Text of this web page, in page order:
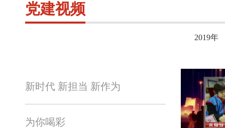
党建视频
2019年
新时代 新担当 新作为
为你喝彩